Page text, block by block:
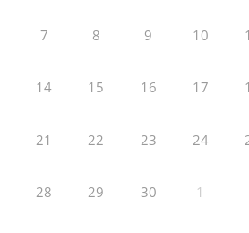
7 8 9 10
14 15 16 17
21 22 23 24
28 29 30 1